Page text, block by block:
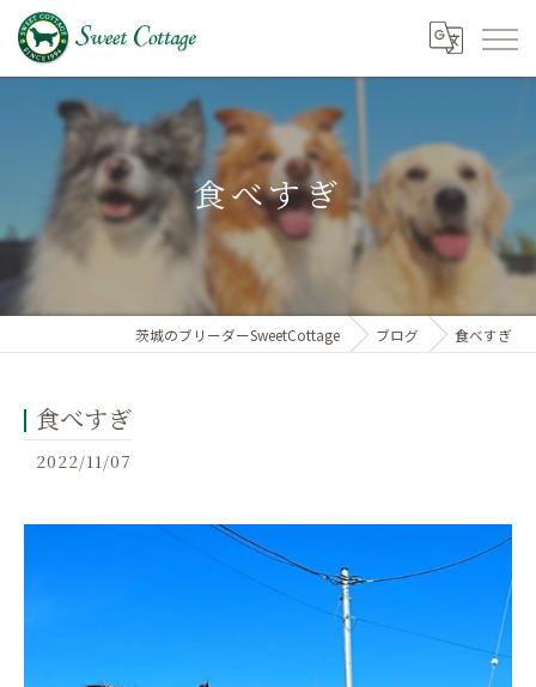
食べすぎ
茨城のブリーダーSweetCottage ブログ 食べすぎ
食べすぎ
2022/11/07